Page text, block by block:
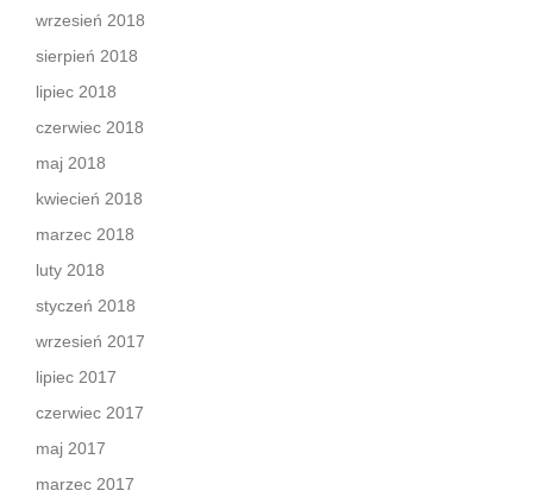
wrzesień 2018
sierpień 2018
lipiec 2018
czerwiec 2018
maj 2018
kwiecień 2018
marzec 2018
luty 2018
styczeń 2018
wrzesień 2017
lipiec 2017
czerwiec 2017
maj 2017
marzec 2017